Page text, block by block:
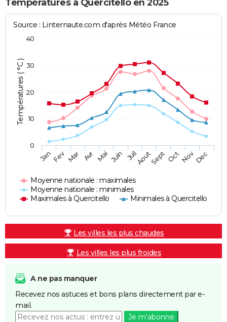
Températures à Quercitello en 2025
Températures ( °C )
Source : Linternaute.com d'après Météo France
Moyenne nationale : maximales
Moyenne nationale : minimales
Maximales à Quercitello
Minimales à Quercitello
JanFev Mar Avr Mai Juin JuilAoutSept OctNovDec
0
10
20
30
40
Les villes les plus chaudes
Les villes les plus froides
A ne pas manquer
Recevez nos astuces et bons plans directement par e-
mail.
Je m'abonne